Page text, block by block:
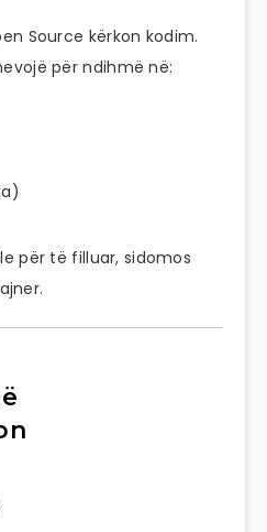
Source kërkon kodim.
për ndihmë në:
për të filluar, sidomos